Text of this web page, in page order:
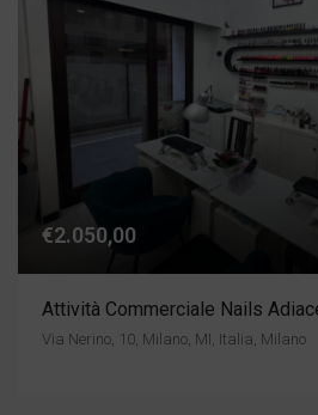
€2.050,00
Attività Commerciale Nails
Via Nerino, 10, Milano, MI, Italia, Milano